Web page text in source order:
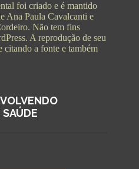
foi criado e é mantido
Ana Paula Cavalcanti e
Não tem fins
A reprodução de seu
citando a fonte e também